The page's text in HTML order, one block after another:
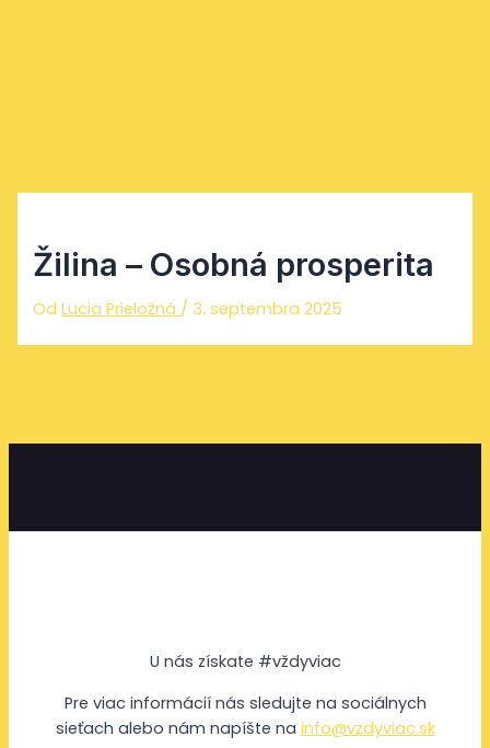
Žilina – Osobná prosperita
Od Lucia Prieložná / 3. septembra 2025
U nás získate #vždyviac
Pre viac informácií nás sledujte na sociálnych
sieťach alebo nám napíšte na info@vzdyviac.sk